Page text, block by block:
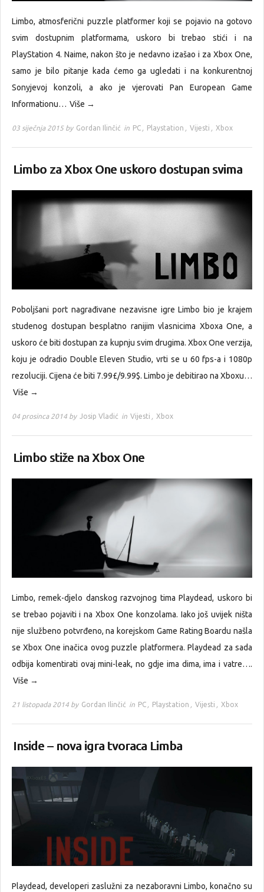
Limbo, atmosferični puzzle platformer koji se pojavio na gotovo
svim dostupnim platformama, uskoro bi trebao stići i na
PlayStation 4. Naime, nakon što je nedavno izašao i za Xbox One,
samo je bilo pitanje kada ćemo ga ugledati i na konkurentnoj
Sonyjevoj konzoli, a ako je vjerovati Pan European Game
Informationu… Više →
03 siječnja 2015 by Gordan Ilinčić in PC , Playstation , Vijesti , Xbox
Limbo za Xbox One uskoro dostupan svima
Poboljšani port nagrađivane nezavisne igre Limbo bio je krajem
studenog dostupan besplatno ranijim vlasnicima Xboxa One, a
uskoro će biti dostupan za kupnju svim drugima. Xbox One verzija,
koju je odradio Double Eleven Studio, vrti se u 60 fps-a i 1080p
rezoluciji. Cijena će biti 7.99£/9.99$. Limbo je debitirao na Xboxu…
Više →
04 prosinca 2014 by Josip Vladić in Vijesti , Xbox
Limbo stiže na Xbox One
Limbo, remek-djelo danskog razvojnog tima Playdead, uskoro bi
se trebao pojaviti i na Xbox One konzolama. Iako još uvijek ništa
nije službeno potvrđeno, na korejskom Game Rating Boardu našla
se Xbox One inačica ovog puzzle platformera. Playdead za sada
odbija komentirati ovaj mini-leak, no gdje ima dima, ima i vatre….
Više →
21 listopada 2014 by Gordan Ilinčić in PC , Playstation , Vijesti , Xbox
Inside – nova igra tvoraca Limba
Playdead, developeri zaslužni za nezaboravni Limbo, konačno su